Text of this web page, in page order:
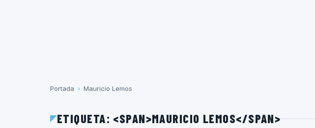
Portada › Mauricio Lemos
ETIQUETA: <SPAN>MAURICIO LEMOS</SPAN>
COPAS DIEGO GODÍN